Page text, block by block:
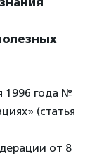
1996 года №
(статья
от 8